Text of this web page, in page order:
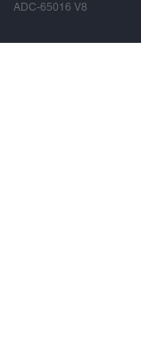
ADC-65016 V8